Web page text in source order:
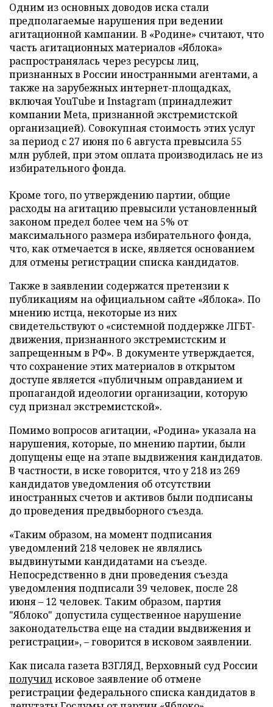
Одним из основных доводов иска стали
предполагаемые нарушения при ведении
агитационной кампании. В «Родине» считают, что
часть агитационных материалов «Яблока»
распространялась через ресурсы лиц,
признанных в России иностранными агентами, а
также на зарубежных интернет-площадках,
включая YouTube и Instagram (принадлежит
компании Meta, признанной экстремистской
организацией). Совокупная стоимость этих услуг
за период с 27 июня по 6 августа превысила 55
млн рублей, при этом оплата производилась не из
избирательного фонда.
Кроме того, по утверждению партии, общие
расходы на агитацию превысили установленный
законом предел более чем на 5% от
максимального размера избирательного фонда,
что, как отмечается в иске, является основанием
для отмены регистрации списка кандидатов.
Также в заявлении содержатся претензии к
публикациям на официальном сайте «Яблока». По
мнению истца, некоторые из них
свидетельствуют о «системной поддержке ЛГБТ-
движения, признанного экстремистским и
запрещенным в РФ». В документе утверждается,
что сохранение этих материалов в открытом
доступе является «публичным оправданием и
пропагандой идеологии организации, которую
суд признал экстремистской».
Помимо вопросов агитации, «Родина» указала на
нарушения, которые, по мнению партии, были
допущены еще на этапе выдвижения кандидатов.
В частности, в иске говорится, что у 218 из 269
кандидатов уведомления об отсутствии
иностранных счетов и активов были подписаны
до проведения предвыборного съезда.
«Таким образом, на момент подписания
уведомлений 218 человек не являлись
выдвинутыми кандидатами на съезде.
Непосредственно в дни проведения съезда
уведомления подписали 39 человек, после 28
июня – 12 человек. Таким образом, партия
"Яблоко" допустила существенное нарушение
законодательства еще на стадии выдвижения и
регистрации», – говорится в исковом заявлении.
Как писала газета ВЗГЛЯД, Верховный суд России
получилисковое заявление об отмене
регистрации федерального списка кандидатов в